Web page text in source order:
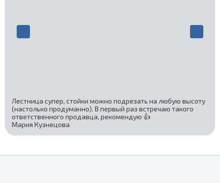
Лестница супер, стойки можно подрезать на любую высоту
(настолько продуманно). В первый раз встречаю такого
ответственного продавца, рекомендую 👍
Мария Кузнецова